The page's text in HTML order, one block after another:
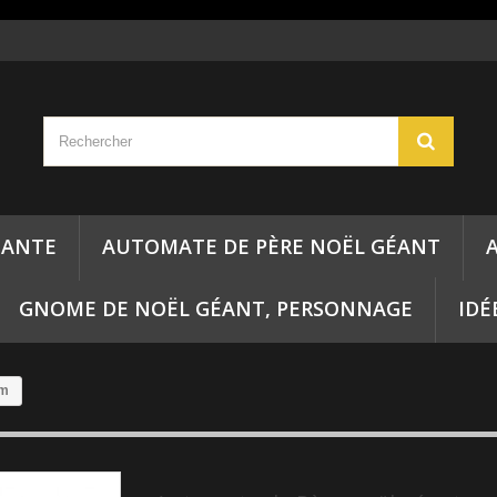
AUTOMATE DE PÈRE NOËL GÉANT
GNOME DE NOËL GÉANT, PERSONNAGE